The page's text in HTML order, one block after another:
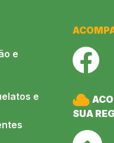
e
e
SUA